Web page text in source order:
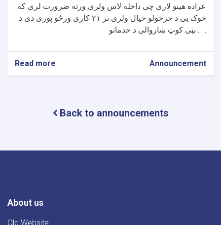
عراده هینو لاری چی داخله لاس ولری ورته ضرورت لری که
څوک یی د خرڅولو خیال ولری تر ۲۱ کاری ورځو پوری دی د
بټی کوټ ښاروالی د خدماتو . . .
Read more
د
د
لارۍ
Announcement
Back to announcements
About us
Old Website